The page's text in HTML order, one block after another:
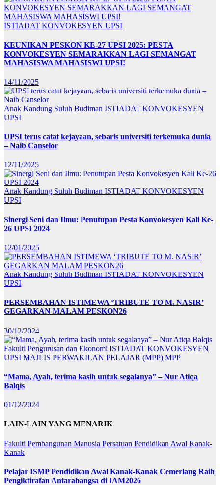
ISTIADAT KONVOKESYEN UPSI
KEUNIKAN PESKON KE-27 UPSI 2025: PESTA
KONVOKESYEN SEMARAKKAN LAGI SEMANGAT
MAHASISWA MAHASISWI UPSI!
14/11/2025
Anak Kandung Suluh Budiman ISTIADAT KONVOKESYEN
UPSI
UPSI terus catat kejayaan, sebaris universiti terkemuka dunia
– Naib Canselor
12/11/2025
Anak Kandung Suluh Budiman ISTIADAT KONVOKESYEN
UPSI
Sinergi Seni dan Ilmu: Penutupan Pesta Konvokesyen Kali Ke-
26 UPSI 2024
12/01/2025
Anak Kandung Suluh Budiman ISTIADAT KONVOKESYEN
UPSI
PERSEMBAHAN ISTIMEWA ‘TRIBUTE TO M. NASIR’
GEGARKAN MALAM PESKON26
30/12/2024
Fakulti Pengurusan dan Ekonomi ISTIADAT KONVOKESYEN
UPSI MAJLIS PERWAKILAN PELAJAR (MPP) MPP
“Mama, Ayah, terima kasih untuk segalanya” – Nur Atiqa
Balqis
01/12/2024
LAIN-LAIN YANG MENARIK
Fakulti Pembangunan Manusia Persatuan Pendidikan Awal Kanak-
Kanak
Pelajar ISMP Pendidikan Awal Kanak-Kanak Cemerlang Raih
Pengiktirafan Antarabangsa di IAM2026